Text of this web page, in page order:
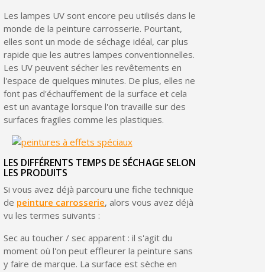
Les lampes UV sont encore peu utilisés dans le
monde de la peinture carrosserie. Pourtant,
elles sont un mode de séchage idéal, car plus
rapide que les autres lampes conventionnelles.
Les UV peuvent sécher les revêtements en
l'espace de quelques minutes. De plus, elles ne
font pas d'échauffement de la surface et cela
est un avantage lorsque l'on travaille sur des
surfaces fragiles comme les plastiques.
LES DIFFÉRENTS TEMPS DE SÉCHAGE SELON
LES PRODUITS
Si vous avez déjà parcouru une fiche technique
de peinture carrosserie, alors vous avez déjà
vu les termes suivants :
Sec au toucher / sec apparent : il s'agit du
moment où l'on peut effleurer la peinture sans
y faire de marque. La surface est sèche en